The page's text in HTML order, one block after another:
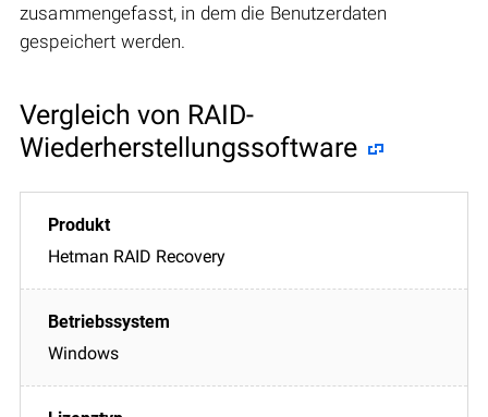
zusammengefasst, in dem die Benutzerdaten
gespeichert werden.
Vergleich von RAID-
Wiederherstellungssoftware
Hetman RAID Recovery
Windows